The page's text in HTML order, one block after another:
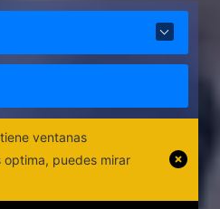
ventanas
puedes mirar